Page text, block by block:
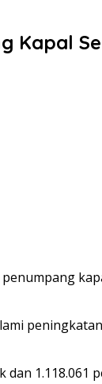
Kapal